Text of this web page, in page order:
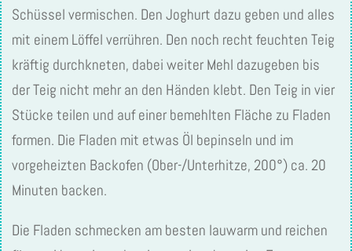
Schüssel vermischen. Den Joghurt dazu geben und alles
mit einem Löffel verrühren. Den noch recht feuchten Teig
kräftig durchkneten, dabei weiter Mehl dazugeben bis
der Teig nicht mehr an den Händen klebt. Den Teig in vier
Stücke teilen und auf einer bemehlten Fläche zu Fladen
formen. Die Fladen mit etwas Öl bepinseln und im
vorgeheizten Backofen (Ober-/Unterhitze, 200°) ca. 20
Minuten backen.
Die Fladen schmecken am besten lauwarm und reichen